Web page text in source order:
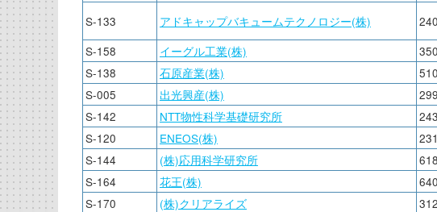
S-133
アドキャップバキュームテクノロジー(株)
S-158
イーグル工業(株)
S-138
石原産業(株)
S-005
出光興産(株)
S-142
NTT物性科学基礎研究所
S-120
ENEOS(株)
S-144
(株)応用科学研究所
S-164
花王(株)
S-170
(株)クリアライズ